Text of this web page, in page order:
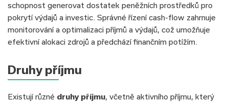
schopnost generovat dostatek peněžních prostředků pro
pokrytí výdajů a investic. Správné řízení cash-flow zahrnuje
monitorování a optimalizaci příjmů a výdajů, což umožňuje
efektivní alokaci zdrojů a předchází finančním potížím.
Druhy příjmu
Existují různé druhy příjmu, včetně aktivního příjmu, který